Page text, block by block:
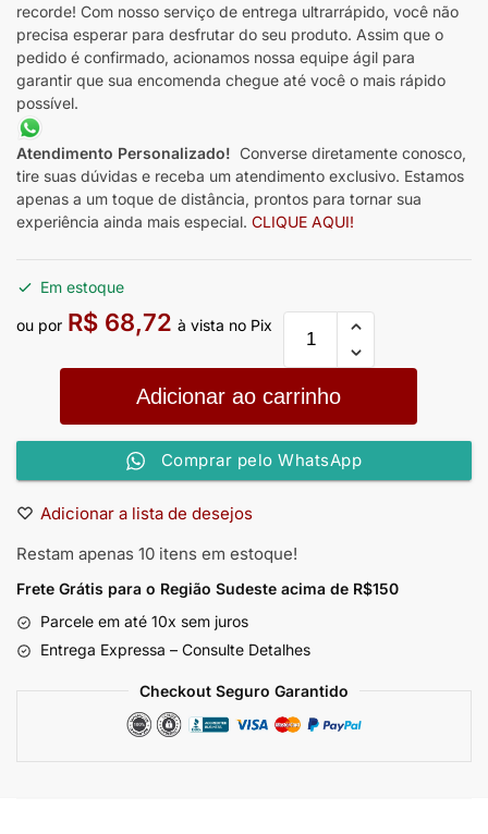
recorde! Com nosso serviço de entrega ultrarrápido, você não
precisa esperar para desfrutar do seu produto. Assim que o
pedido é confirmado, acionamos nossa equipe ágil para
garantir que sua encomenda chegue até você o mais rápido
possível.
Atendimento Personalizado! Converse diretamente conosco,
tire suas dúvidas e receba um atendimento exclusivo. Estamos
apenas a um toque de distância, prontos para tornar sua
experiência ainda mais especial. CLIQUE AQUI!
Em estoque
ou por R$ 68,72 à vista no Pix
Adicionar ao carrinho
Comprar pelo WhatsApp
Adicionar a lista de desejos
Restam apenas 10 itens em estoque!
Frete Grátis para o Região Sudeste acima de R$150
Parcele em até 10x sem juros
Entrega Expressa – Consulte Detalhes
Checkout Seguro Garantido